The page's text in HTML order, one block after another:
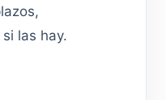
las hay.